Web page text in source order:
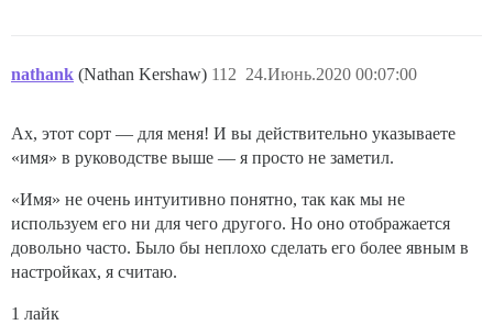
nathank (Nathan Kershaw) 24.Июнь.2020 00:07:00
112
Ах, этот сорт — для меня! И вы действительно указываете
«имя» в руководстве выше — я просто не заметил.
«Имя» не очень интуитивно понятно, так как мы не
используем его ни для чего другого. Но оно отображается
довольно часто. Было бы неплохо сделать его более явным в
настройках, я считаю.
1 лайк